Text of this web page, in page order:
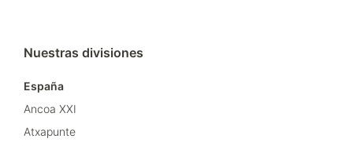
Nuestras divisiones
España
Ancoa XXI
Atxapunte